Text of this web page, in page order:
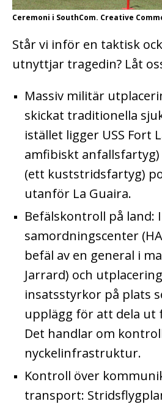
Ceremoni i SouthCom. Creative
​Står vi inför en taktisk
utnyttjar tragedin? Låt
​Massiv militär
skickat traditionella
istället ligger USS Fort
amfibiskt anfallsfartyg)
(ett kuststridsfartyg)
utanför La Guaira.
Befälskontroll på land:
samordningscenter
befäl av en general i
Jarrard) och
insatsstyrkor på plats
upplägg för att dela ut
Det handlar om
nyckelinfrastruktur.
Kontroll över
transport: